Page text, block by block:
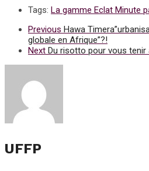
Tags: La gamme Eclat Minute
Previous Hawa
globale en Afrique”?!
Next Du risotto pour vous tenir
UFFP